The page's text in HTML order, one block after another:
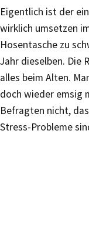
Eigentlich ist der
wirklich umsetzen
Hosentasche zu
Jahr dieselben. Die
alles beim Alten.
doch wieder emsig
Befragten nicht,
Stress-Probleme